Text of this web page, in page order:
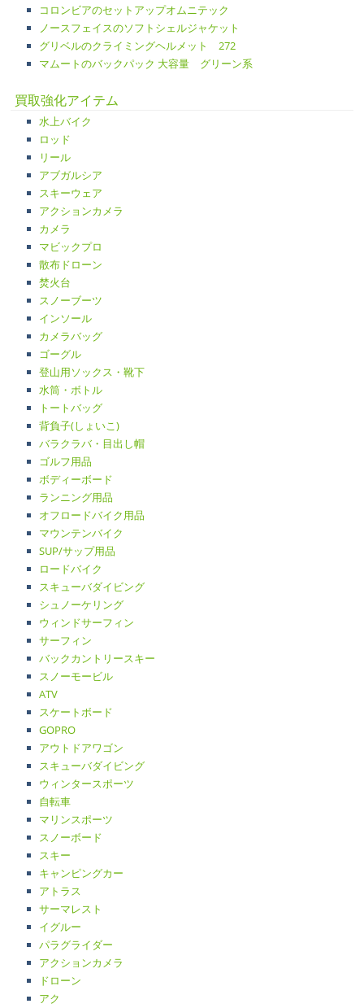
コロンビアのセットアップオムニテック
ノースフェイスのソフトシェルジャケット
グリベルのクライミングヘルメット 272
マムートのバックパック 大容量 グリーン系
買取強化アイテム
水上バイク
ロッド
リール
アブガルシア
スキーウェア
アクションカメラ
カメラ
マビックプロ
散布ドローン
焚火台
スノーブーツ
インソール
カメラバッグ
ゴーグル
登山用ソックス・靴下
水筒・ボトル
トートバッグ
背負子(しょいこ)
バラクラバ・目出し帽
ゴルフ用品
ボディーボード
ランニング用品
オフロードバイク用品
マウンテンバイク
SUP/サップ用品
ロードバイク
スキューバダイビング
シュノーケリング
ウィンドサーフィン
サーフィン
バックカントリースキー
スノーモービル
ATV
スケートボード
GOPRO
アウトドアワゴン
スキューバダイビング
ウィンタースポーツ
自転車
マリンスポーツ
スノーボード
スキー
キャンピングカー
アトラス
サーマレスト
イグルー
パラグライダー
アクションカメラ
ドローン
アク